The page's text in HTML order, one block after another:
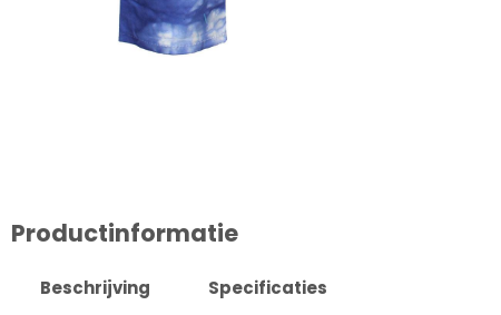
Productinformatie
Beschrijving Specificaties